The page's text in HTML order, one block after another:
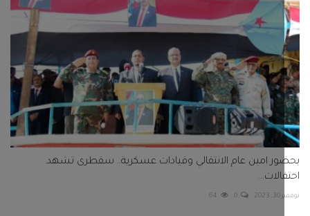
امين عام الانتقالي وقيادات عسكرية.. سقطرى تشهد
0
64